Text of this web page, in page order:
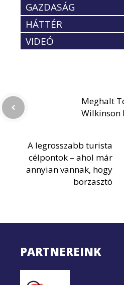
GAZDASÁG
HÁTTÉR
VIDEÓ
Meghalt
Wilkinson
A legrosszabb turista
célpontok – ahol már
annyian vannak, hogy
borzasztó
PARTNEREINK